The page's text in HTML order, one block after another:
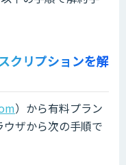
クリプションを解
）から有料プラン
ザから次の手順で